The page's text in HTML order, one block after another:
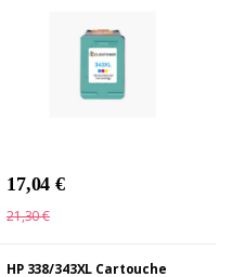
17,04 €
21,30 €
HP 338/343XL Cartouche